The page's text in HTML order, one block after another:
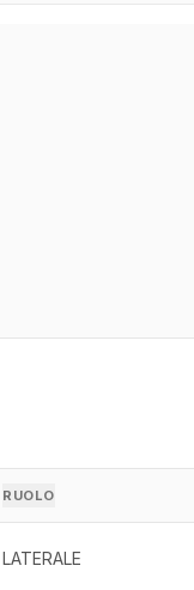
RUOLO
LATERALE